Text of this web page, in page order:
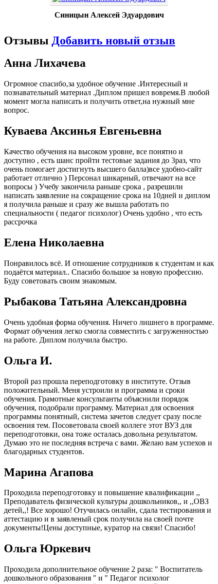
Синицын Алексей Эдуардович
Отзывы Добавить новый отзыв
Анна Лихачева
Огромное спасибо,за удобное обучение .Интересный и
познавательный материал .Диплом пришел вовремя.В любой
момент могла написать и получить ответ,на нужный мне
вопрос.
Куваева Аксинья Евгеньевна
Качество обучения на высоком уровне, все понятно и
доступно , есть шанс пройти тестовые задания до 3раз, что
очень помогает достигнуть высшего балла)все удобно-сайт
работает отлично ) Персонал шикарный, отвечают на все
вопросы ) Учебу закончила раньше срока , разрешили
написать заявление на сокращение срока на 10дней и диплом
я получила раньше и сразу же вышла работать по
специальности ( педагог психолог) Очень удобно , что есть
рассрочка
Елена Николаевна
Понравилось всё. И отношение сотрудников к студентам и как
подаётся материал.. Спасибо большое за новую профессию.
Буду советовать своим знакомым.
Рыбакова Татьяна Александровна
Очень удобная форма обучения. Ничего лишнего в программе.
Формат обучения легко смогла совместить с загруженностью
на работе. Диплом получила быстро.
Ольга И.
Второй раз прошла переподготовку в институте. Отзыв
положительный. Меня устроили и программа и сроки
обучения. Грамотные консультанты объяснили порядок
обучения, подобрали программу. Материал для освоения
программы понятный, система зачетов следует сразу после
освоения тем. Посоветовала своей коллеге этот ВУЗ для
переподготовки, она тоже осталась довольна результатом.
Думаю это не последняя встреча с вами. Желаю вам успехов и
благодарных студентов.
Марина Агапова
Проходила переподготовку и повышение квалификации ,,
Преподаватель физической культуры дошкольников,, и ,,ОВЗ
детей,,! Все хорошо! Отучилась онлайн, сдала тестирования и
аттестацию и в заявленый срок получила на своей почте
документы!Цены доступные, куратор на связи! Спасибо!
Ольга Юркевич
Проходила дополнительное обучение 2 раза: " Воспитатель
дошкольного образования " и " Педагог психолог